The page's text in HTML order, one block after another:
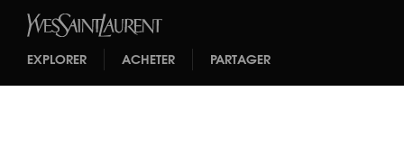
EXPLORER ACHETER PARTAGER